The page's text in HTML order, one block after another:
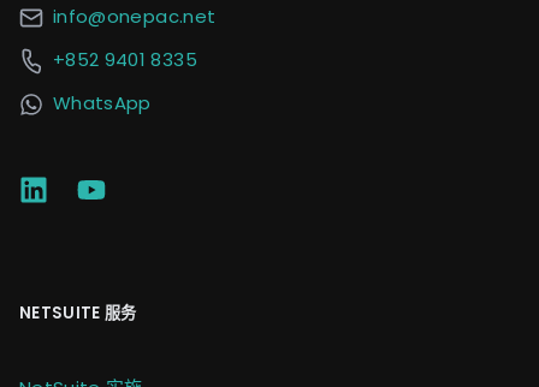
info@onepac.net
+852 9401 8335
WhatsApp
NETSUITE 服务